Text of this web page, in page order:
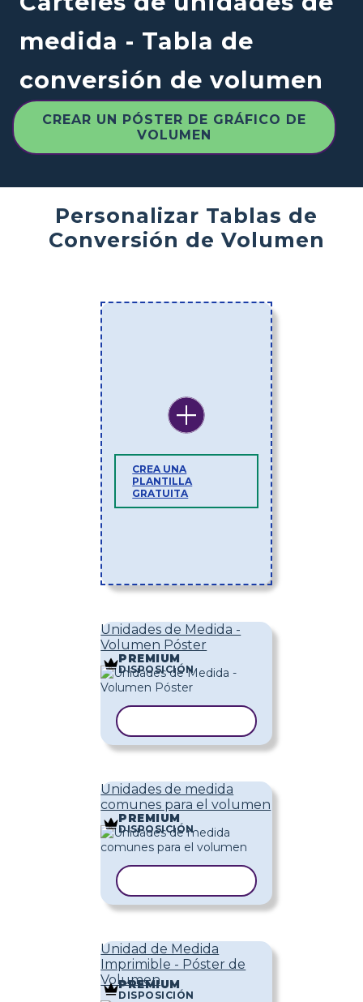
medida - Tabla de
conversión de volumen
CREAR UN PÓSTER DE GRÁFICO DE
VOLUMEN
Personalizar Tablas de
Conversión de Volumen
CREA UNA
PLANTILLA
GRATUITA
Unidades de Medida -
Volumen Póster
PREMIUM
DISPOSICIÓN
Unidades de medida
comunes para el volumen
PREMIUM
DISPOSICIÓN
Unidad de Medida
Imprimible - Póster de
Volumen
PREMIUM
DISPOSICIÓN